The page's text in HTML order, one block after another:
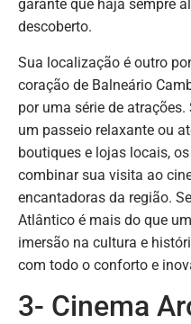
garante que haja sempre
descoberto.
Sua localização é outro
coração de Balneário
por uma série de
um passeio relaxante ou
boutiques e lojas locais,
combinar sua visita ao
encantadoras da região.
Atlântico é mais do que
imersão na cultura e
com todo o conforto e
3- Cinema